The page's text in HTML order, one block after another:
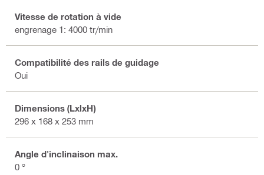
Vitesse de rotation à vide
engrenage 1: 4000 tr/min
Compatibilité des rails de guidage
Oui
Dimensions (LxlxH)
296 x 168 x 253 mm
Angle d'inclinaison max.
0 °